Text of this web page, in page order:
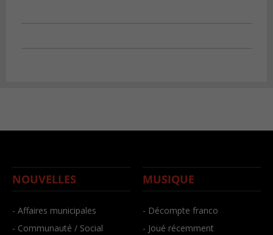
NOUVELLES
- Affaires municipales
- Communauté / Social
MUSIQUE
- Décompte franco
- Joué récemment